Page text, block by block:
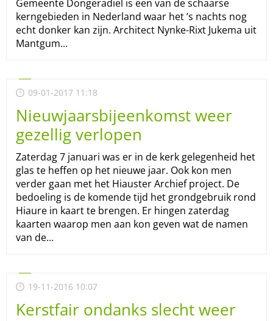
Gemeente Dongeradiel is een van de schaarse
kerngebieden in Nederland waar het ’s nachts nog
echt donker kan zijn. Architect Nynke-Rixt Jukema uit
Mantgum...
09-01-2017 11:18
Nieuwjaarsbijeenkomst weer
gezellig verlopen
Zaterdag 7 januari was er in de kerk gelegenheid het
glas te heffen op het nieuwe jaar. Ook kon men
verder gaan met het Hiauster Archief project. De
bedoeling is de komende tijd het grondgebruik rond
Hiaure in kaart te brengen. Er hingen zaterdag
kaarten waarop men aan kon geven wat de namen
van de...
19-11-2016 10:07
Kerstfair ondanks slecht weer